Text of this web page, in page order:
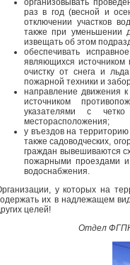
организовывать
раз в год (весной и
отключении участков
также при уменьшении
извещать об этом
обеспечивать
являющихся источником
очистку от снега и
пожарной техники и
направление движения
источником
указателями с
месторасположения;
у въездов на
также садоводческих,
граждан вывешиваются
пожарными проездами и
водоснабжения.
у которых на
их в надлежащем
целей!
Отдел